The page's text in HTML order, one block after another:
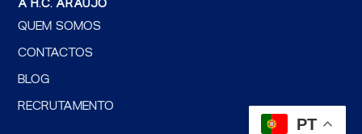
A H.C. ARAÚJO
QUEM SOMOS
CONTACTOS
BLOG
RECRUTAMENTO
PT